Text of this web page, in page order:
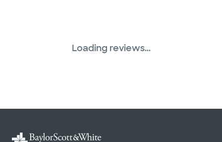
Loading reviews...